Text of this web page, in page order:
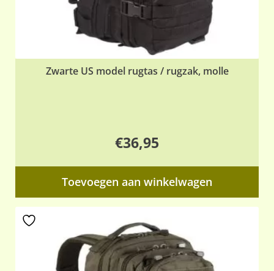
Zwarte US model rugtas / rugzak, molle
€36,95
Toevoegen aan winkelwagen